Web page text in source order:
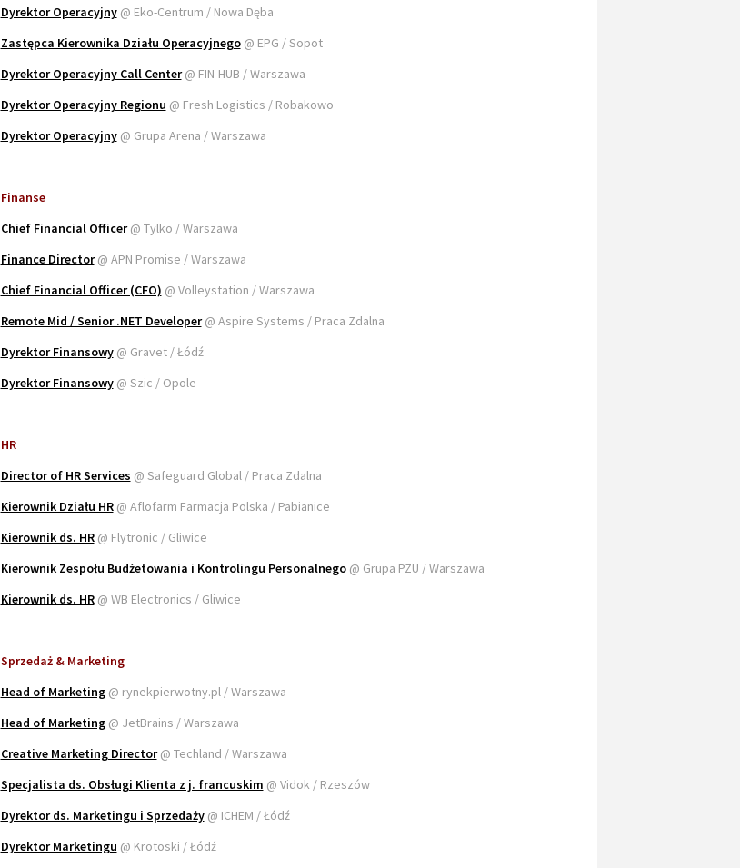
Dyrektor Operacyjny @ Eko-Centrum / Nowa Dęba
Zastępca Kierownika Działu Operacyjnego @ EPG / Sopot
Dyrektor Operacyjny Call Center @ FIN-HUB / Warszawa
Dyrektor Operacyjny Regionu @ Fresh Logistics / Robakowo
Dyrektor Operacyjny @ Grupa Arena / Warszawa
Finanse
Chief Financial Officer @ Tylko / Warszawa
Finance Director @ APN Promise / Warszawa
Chief Financial Officer (CFO) @ Volleystation / Warszawa
Remote Mid / Senior .NET Developer @ Aspire Systems / Praca Zdalna
Dyrektor Finansowy @ Gravet / Łódź
Dyrektor Finansowy @ Szic / Opole
HR
Director of HR Services @ Safeguard Global / Praca Zdalna
Kierownik Działu HR @ Aflofarm Farmacja Polska / Pabianice
Kierownik ds. HR @ Flytronic / Gliwice
Kierownik Zespołu Budżetowania i Kontrolingu Personalnego @ Grupa PZU / Warszawa
Kierownik ds. HR@ WB Electronics / Gliwice
Sprzedaż & Marketing
Head of Marketing@ rynekpierwotny.pl / Warszawa
Head of Marketing @ JetBrains / Warszawa
Creative Marketing Director @ Techland / Warszawa
Specjalista ds. Obsługi Klienta z j. francuskim @ Vidok / Rzeszów
Dyrektor ds. Marketingu i Sprzedaży @ ICHEM / Łódź
Dyrektor Marketingu @ Krotoski / Łódź